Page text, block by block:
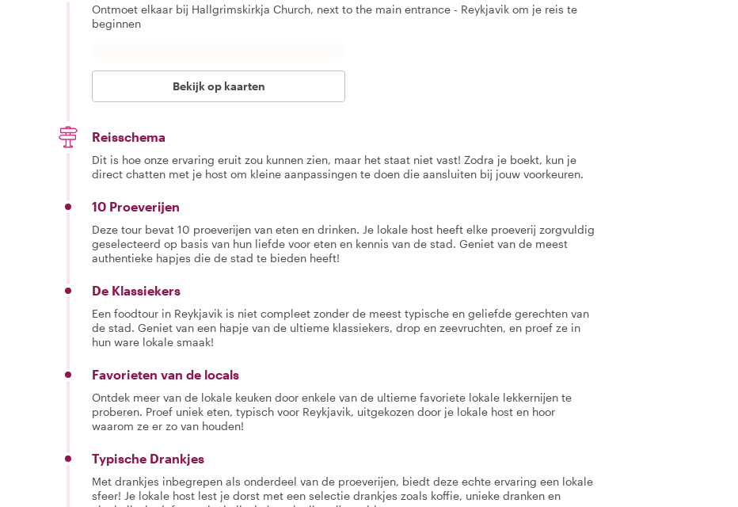
Ontmoet elkaar bij Hallgrimskirkja Church, next to the main entrance - Reykjavik om je reis te
beginnen
Bekijk op kaarten
Reisschema
Dit is hoe onze ervaring eruit zou kunnen zien, maar het staat niet vast! Zodra je boekt, kun je
direct chatten met je host om kleine aanpassingen te doen die aansluiten bij jouw voorkeuren.
10 Proeverijen
Deze tour bevat 10 proeverijen van eten en drinken. Je lokale host heeft elke proeverij zorgvuldig
geselecteerd op basis van hun liefde voor eten en kennis van de stad. Geniet van de meest
authentieke hapjes die de stad te bieden heeft!
De Klassiekers
Een foodtour in Reykjavik is niet compleet zonder de meest typische en geliefde gerechten van
de stad. Geniet van een hapje van de ultieme klassiekers, drop en zeevruchten, en proef ze in
hun ware lokale smaak!
Favorieten van de locals
Ontdek meer van de lokale keuken door enkele van de ultieme favoriete lokale lekkernijen te
proberen. Proef uniek eten, typisch voor Reykjavik, uitgekozen door je lokale host en hoor
waarom ze er zo van houden!
Typische Drankjes
Met drankjes inbegrepen als onderdeel van de proeverijen, biedt deze echte ervaring een lokale
sfeer! Je lokale host lest je dorst met een selectie drankjes zoals koffie, unieke dranken en